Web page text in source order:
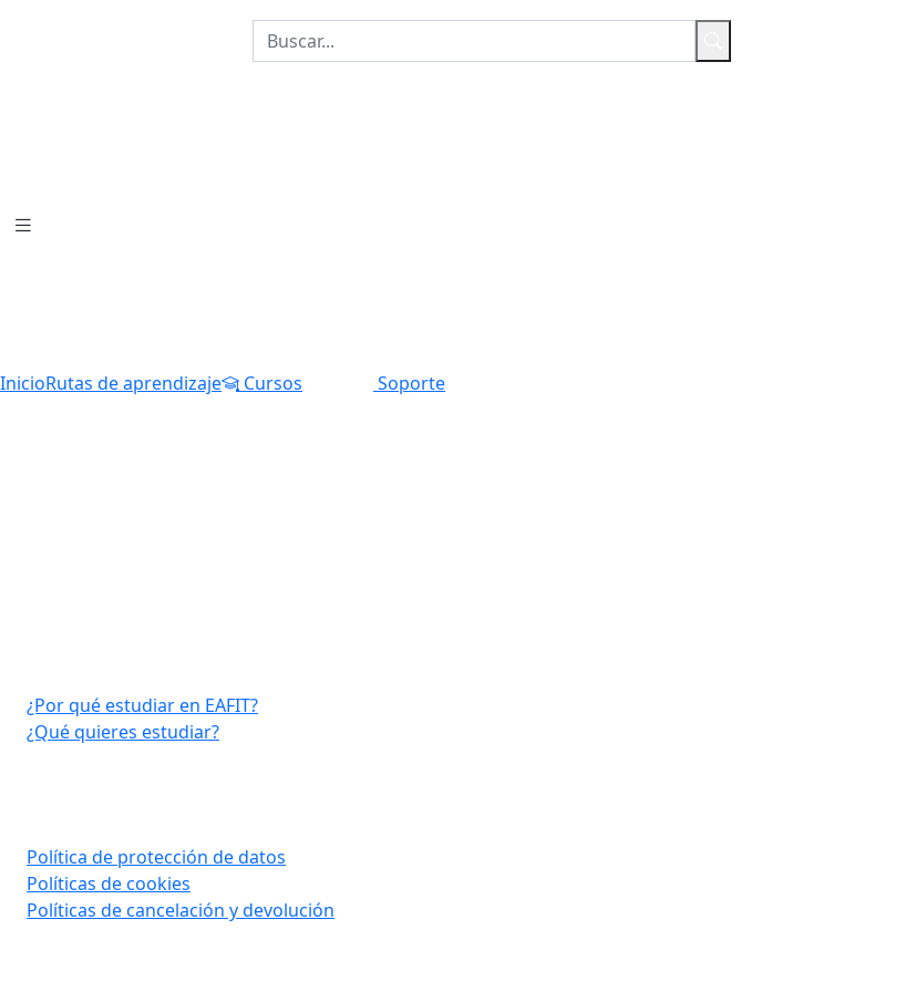
InicioRutas de aprendizaje Cursos Soporte
¿Por qué estudiar en EAFIT?
¿Qué quieres estudiar?
Política de protección de datos
Políticas de cookies
Políticas de cancelación y devolución